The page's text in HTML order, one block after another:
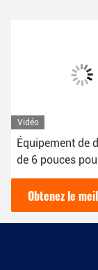
Vidéo
Équipement de
de 6 pouces
dragage de
une apparence
Obtenez le